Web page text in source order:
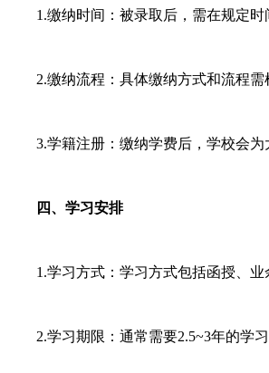
1.缴纳时间：被录取后，需在规定时
2.缴纳流程：具体缴纳方式和流程需
3.学籍注册：缴纳学费后，学校会为
四、学习安排
1.学习方式：学习方式包括函授、业
2.学习期限：通常需要2.5~3年的学习